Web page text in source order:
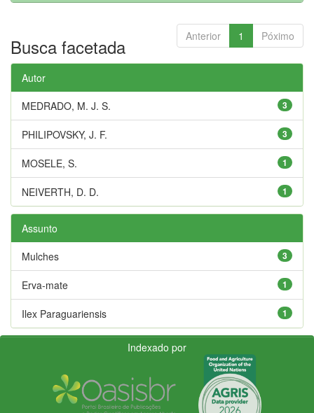
Anterior 1 Póximo
Busca facetada
Autor
3
MEDRADO, M. J. S.
3
PHILIPOVSKY, J. F.
1
MOSELE, S.
1
NEIVERTH, D. D.
Assunto
3
Mulches
1
Erva-mate
1
Ilex Paraguariensis
Indexado por